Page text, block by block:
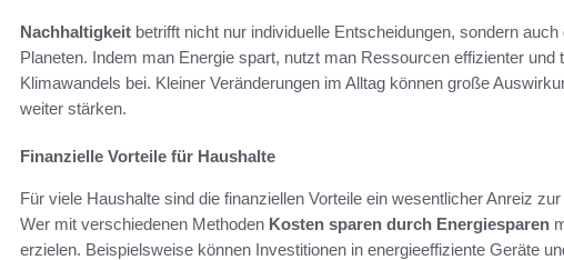
Nachhaltigkeit betrifft nicht nur individuelle Entscheidungen, sondern
Planeten. Indem man Energie spart, nutzt man Ressourcen effizienter
Klimawandels bei. Kleiner Veränderungen im Alltag können große
weiter stärken.
Finanzielle Vorteile für Haushalte
Für viele Haushalte sind die finanziellen Vorteile ein wesentlicher Anreiz
Wer mit verschiedenen Methoden Kosten sparen durch Energiesparen
erzielen. Beispielsweise können Investitionen in energieeffiziente Geräte